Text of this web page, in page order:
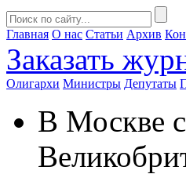
Главная О нас Статьи Архив
Заказать
Олигархи Министры Депутаты
В Москве